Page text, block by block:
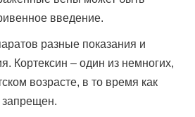
введение.
разные показания и
Кортексин – один из немногих,
возрасте, в то время как
запрещен.